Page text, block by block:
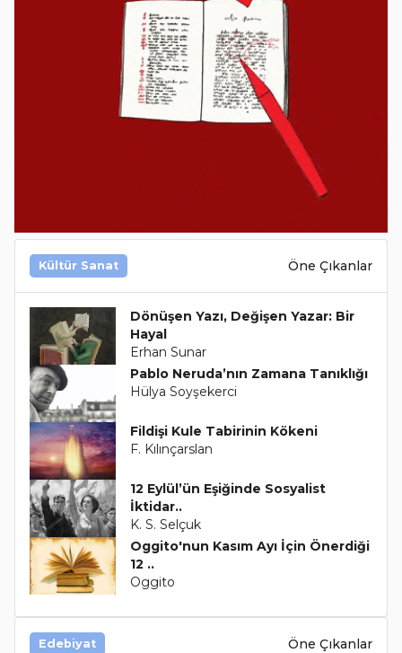
Kültür Sanat Öne Çıkanlar
Dönüşen Yazı, Değişen Yazar: Bir
Hayal
Erhan Sunar
Pablo Neruda’nın Zamana Tanıklığı
Hülya Soyşekerci
Fildişi Kule Tabirinin Kökeni
F. Kılınçarslan
12 Eylül’ün Eşiğinde Sosyalist
İktidar..
K. S. Selçuk
Oggito'nun Kasım Ayı İçin Önerdiği
12 ..
Oggito
Edebiyat Öne Çıkanlar